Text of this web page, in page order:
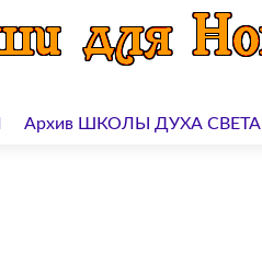
Архив ШКОЛЫ ДУХА СВЕТА